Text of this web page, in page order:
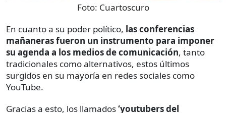
Foto: Cuartoscuro
En cuanto a su poder político, las conferencias
mañaneras fueron un instrumento para imponer
su agenda a los medios de comunicación, tanto
tradicionales como alternativos, estos últimos
surgidos en su mayoría en redes sociales como
YouTube.
Gracias a esto, los llamados‘youtubers del